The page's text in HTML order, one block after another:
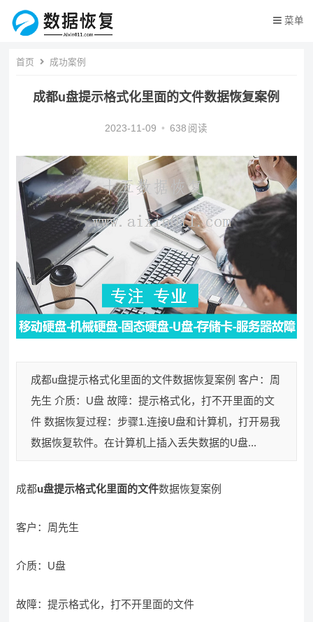
菜单
首页 成功案例
成都u盘提示格式化里面的文件数据恢复案例
2023-11-09 • 638 阅读
成都u盘提示格式化里面的文件数据恢复案例 客户：周
先生 介质：U盘 故障：提示格式化，打不开里面的文
件 数据恢复过程：步骤1.连接U盘和计算机，打开易我
数据恢复软件。在计算机上插入丢失数据的U盘...
成都u盘提示格式化里面的文件数据恢复案例
客户：周先生
介质：U盘
故障：提示格式化，打不开里面的文件